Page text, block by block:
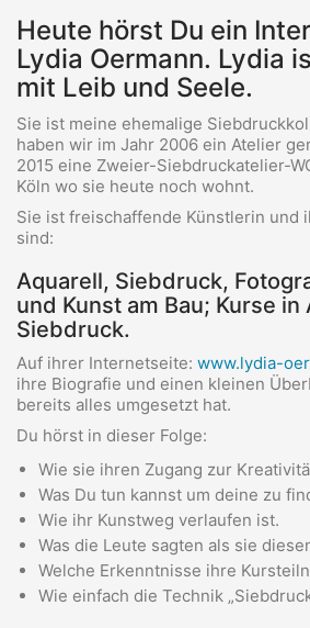
Heute hörst Du ein
Lydia Oermann. Lydia
mit Leib und Seele.
Sie ist meine ehemalige
haben wir im Jahr 2006 ein Atelier
2015 eine Zweier-Siebdruckatelier-
Köln wo sie heute noch wohnt.
Sie ist freischaffende Künstlerin und
sind:
Aquarell, Siebdruck,
und Kunst am Bau; Kurse in
Siebdruck.
Auf ihrer Internetseite: www.lydia-
ihre Biografie und einen kleinen
bereits alles umgesetzt hat.
Du hörst in dieser Folge:
Wie sie ihren Zugang zur
Was Du tun kannst um deine zu
Wie ihr Kunstweg verlaufen ist.
Was die Leute sagten als sie
Welche Erkenntnisse ihre
Wie einfach die Technik